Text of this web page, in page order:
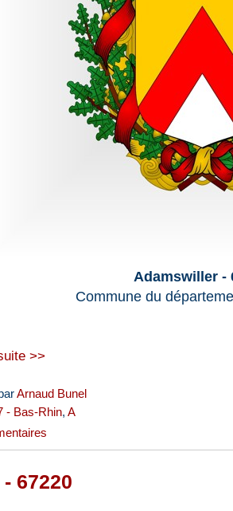
Adamswiller -
Commune du
>>
Arnaud Bunel
- Bas-Rhin, A
67220